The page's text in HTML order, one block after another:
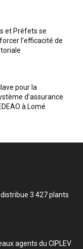
et Préfets se
l’efficacité de
pour la
d’assurance
à Lomé
3 427 plants
agents du CIPLEV